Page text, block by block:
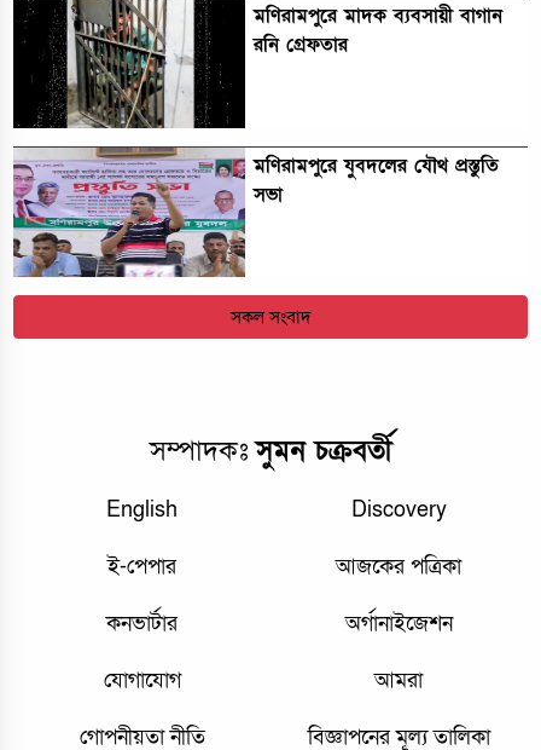
মণিরামপুরে মাদক ব্যবসায়ী বাগান
রনি গ্রেফতার
মণিরামপুরে যুবদলের যৌথ প্রস্তুতি
সভা
সকল সংবাদ
সম্পাদকঃসুমন চক্রবর্তী
English Discovery
ই-পেপার আজকের পত্রিকা
কনভার্টার অর্গানাইজেশন
যোগাযোগ আমরা
গোপনীয়তা নীতি বিজ্ঞাপনের মূল্য তালিকা